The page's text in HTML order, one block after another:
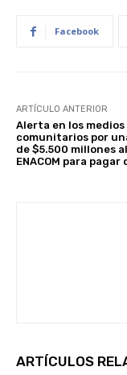
Facebook
ARTÍCULO ANTERIOR
Alerta en los medios
comunitarios por
de $5.500 millones al
ENACOM para pagar
ARTÍCULOS